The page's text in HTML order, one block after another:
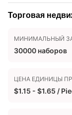
Торговая
МИНИМАЛЬНЫЙ
30000 наборов
ЦЕНА ЕДИНИЦЫ
$1.15 - $1.65 /